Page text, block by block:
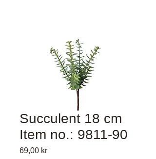
Succulent 18 cm
Item no.: 9811-90
69,00 krPris